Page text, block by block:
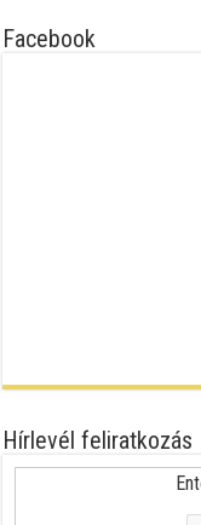
Facebook
Hírlevél feliratkozás